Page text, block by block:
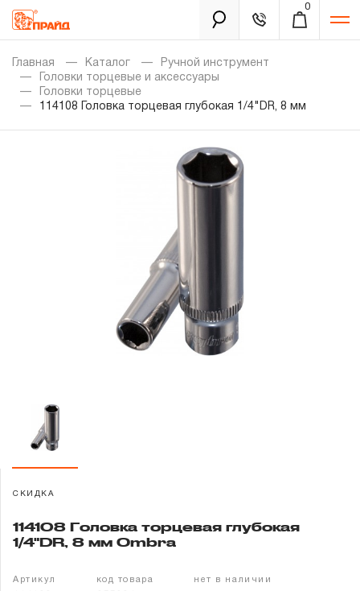
0
Каталог
Золотая лихорадка
Доставка и оплата
Партнерам
Забыли пароль?
Главная Каталог
Ручной инструмент
Головки торцевые и аксессуары
Головки торцевые
114108 Головка торцевая глубокая 1/4"DR, 8 мм
СКИДКА
114108 Головка торцевая глубокая
1/4"DR, 8 мм Ombra
Артикул код товара нет в наличии